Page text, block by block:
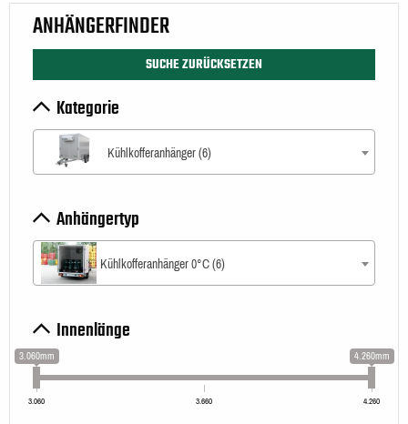
ANHÄNGERFINDER
SUCHE ZURÜCKSETZEN
Kategorie
Kühlkofferanhänger (6)
Anhängertyp
Kühlkofferanhänger 0°C (6)
Innenlänge
3.060mm 4.260mm
3.060 3.660 4.260